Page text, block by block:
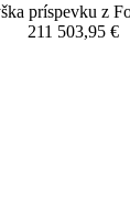
príspevku z
211 503,95 €